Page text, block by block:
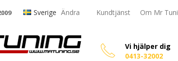
Sverige Ändra Kundtjänst Om Mr
Vi hjälper dig
0413-32002